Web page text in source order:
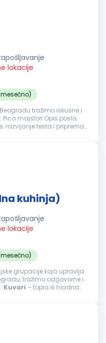
lokacije
tražimo iskusne i
majstori Opis posla:
razvijanje testa i priprema
kuhinja)
lokacije
grupacije koja upravlja
tražimo odgovorne i
Kuvari – topla ili hladna